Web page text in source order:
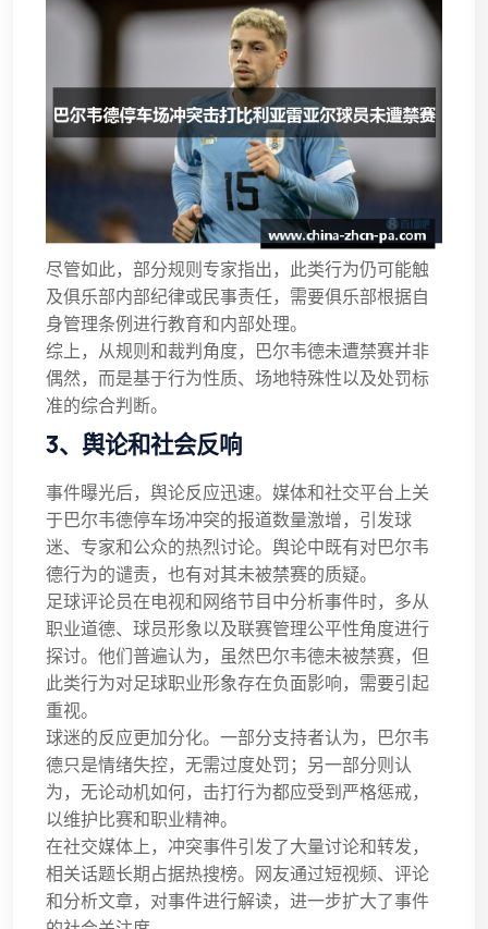
尽管如此，部分规则专家指出，此类行为仍可能触
及俱乐部内部纪律或民事责任，需要俱乐部根据自
身管理条例进行教育和内部处理。
综上，从规则和裁判角度，巴尔韦德未遭禁赛并非
偶然，而是基于行为性质、场地特殊性以及处罚标
准的综合判断。
3、舆论和社会反响
事件曝光后，舆论反应迅速。媒体和社交平台上关
于巴尔韦德停车场冲突的报道数量激增，引发球
迷、专家和公众的热烈讨论。舆论中既有对巴尔韦
德行为的谴责，也有对其未被禁赛的质疑。
足球评论员在电视和网络节目中分析事件时，多从
职业道德、球员形象以及联赛管理公平性角度进行
探讨。他们普遍认为，虽然巴尔韦德未被禁赛，但
此类行为对足球职业形象存在负面影响，需要引起
重视。
球迷的反应更加分化。一部分支持者认为，巴尔韦
德只是情绪失控，无需过度处罚；另一部分则认
为，无论动机如何，击打行为都应受到严格惩戒，
以维护比赛和职业精神。
在社交媒体上，冲突事件引发了大量讨论和转发，
相关话题长期占据热搜榜。网友通过短视频、评论
和分析文章，对事件进行解读，进一步扩大了事件